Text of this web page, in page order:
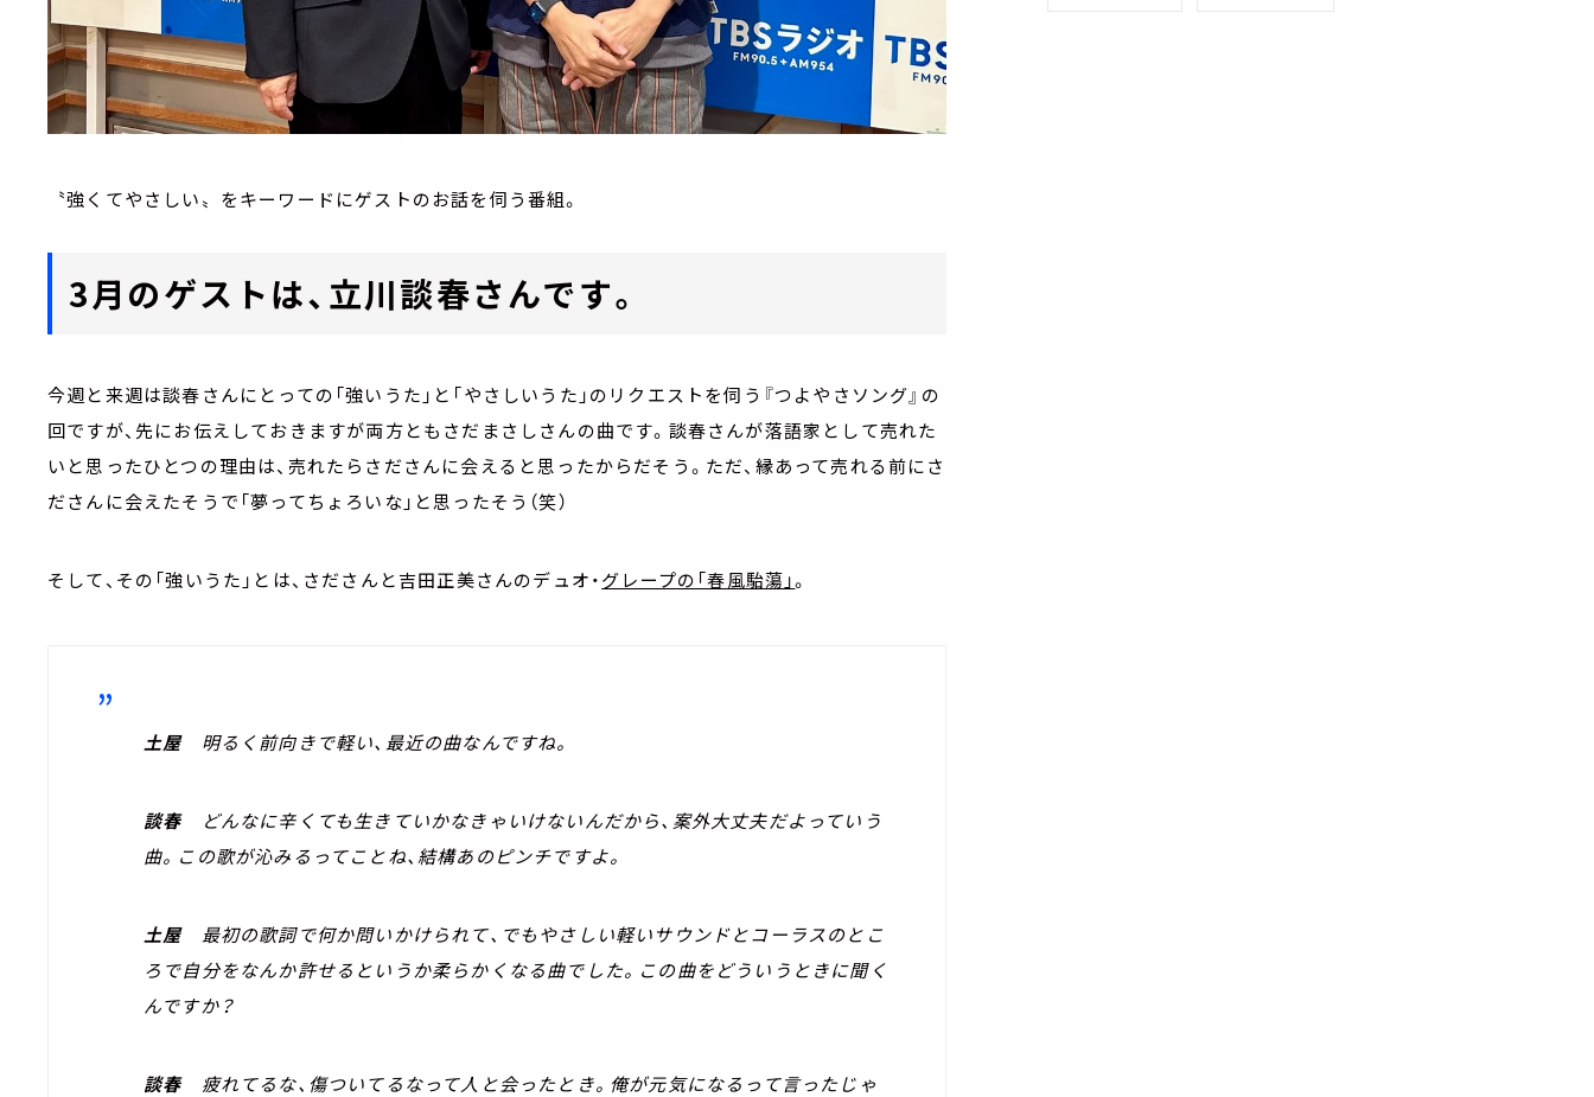
〝強くてやさしい〟をキーワードにゲストのお話を伺う番組。
3月のゲストは、立川談春さんです。
今週と来週は談春さんにとっての「強いうた」と「やさしいうた」のリクエストを伺う『つよやさソング』の
回ですが、先にお伝えしておきますが両方ともさだまさしさんの曲です。談春さんが落語家として売れた
いと思ったひとつの理由は、売れたらさださんに会えると思ったからだそう。ただ、縁あって売れる前にさ
ださんに会えたそうで「夢ってちょろいな」と思ったそう（笑）
そして、その「強いうた」とは、さださんと吉田正美さんのデュオ・グレープの「春風駘蕩」。
土屋明るく前向きで軽い、最近の曲なんですね。
談春どんなに辛くても生きていかなきゃいけないんだから、案外大丈夫だよっていう
曲。この歌が沁みるってことね、結構あのピンチですよ。
土屋最初の歌詞で何か問いかけられて、でもやさしい軽いサウンドとコーラスのとこ
ろで自分をなんか許せるというか柔らかくなる曲でした。この曲をどういうときに聞く
んですか？
談春疲れてるな、傷ついてるなって人と会ったとき。俺が元気になるって言ったじゃ